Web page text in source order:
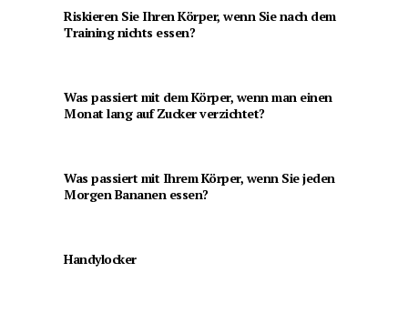
Riskieren Sie Ihren Körper, wenn Sie nach dem
Training nichts essen?
Was passiert mit dem Körper, wenn man einen
Monat lang auf Zucker verzichtet?
Was passiert mit Ihrem Körper, wenn Sie jeden
Morgen Bananen essen?
Handylocker